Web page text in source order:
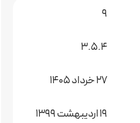
9
3.5.4
27 خرداد 1405
19 اردیبهشت 1399